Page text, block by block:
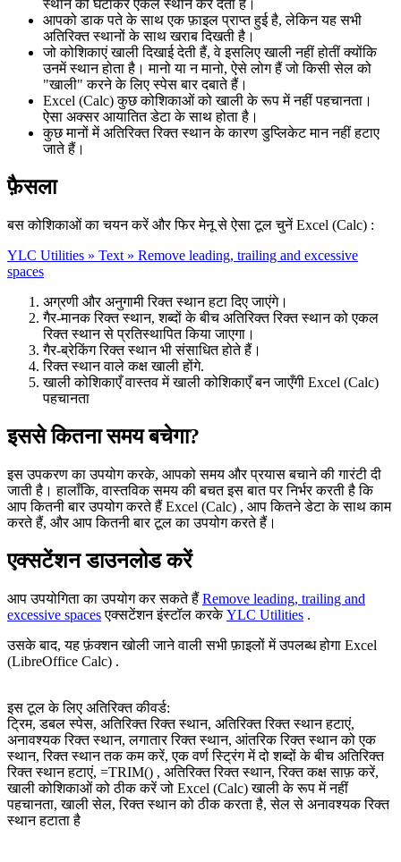
स्थान को घटाकर एकल स्थान कर देता है।
आपको डाक पते के साथ एक फ़ाइल प्राप्त हुई है, लेकिन यह सभी
अतिरिक्त स्थानों के साथ खराब दिखती है।
जो कोशिकाएं खाली दिखाई देती हैं, वे इसलिए खाली नहीं होतीं क्योंकि
उनमें स्थान होता है। मानो या न मानो, ऐसे लोग हैं जो किसी सेल को
"खाली" करने के लिए स्पेस बार दबाते हैं।
Excel (Calc) कुछ कोशिकाओं को खाली के रूप में नहीं पहचानता।
ऐसा अक्सर आयातित डेटा के साथ होता है।
कुछ मानों में अतिरिक्त रिक्त स्थान के कारण डुप्लिकेट मान नहीं हटाए
जाते हैं।
फ़ैसला
बस कोशिकाओं का चयन करें और फिर मेनू से ऐसा टूल चुनें Excel (Calc) :
YLC Utilities » Text » Remove leading, trailing and excessive
spaces
अग्रणी और अनुगामी रिक्त स्थान हटा दिए जाएंगे।
गैर-मानक रिक्त स्थान, शब्दों के बीच अतिरिक्त रिक्त स्थान को एकल
रिक्त स्थान से प्रतिस्थापित किया जाएगा।
गैर-ब्रेकिंग रिक्त स्थान भी संसाधित होते हैं।
रिक्त स्थान वाले कक्ष खाली होंगे.
खाली कोशिकाएँ वास्तव में खाली कोशिकाएँ बन जाएँगी Excel (Calc)
पहचानता
इससे कितना समय बचेगा?
इस उपकरण का उपयोग करके, आपको समय और प्रयास बचाने की गारंटी दी
जाती है। हालाँकि, वास्तविक समय की बचत इस बात पर निर्भर करती है कि
आप कितनी बार उपयोग करते हैं Excel (Calc) , आप कितने डेटा के साथ काम
करते हैं, और आप कितनी बार टूल का उपयोग करते हैं।
एक्सटेंशन डाउनलोड करें
आप उपयोगिता का उपयोग कर सकते हैं Remove leading, trailing and
excessive spacesएक्सटेंशन इंस्टॉल करकेYLC Utilities .
उसके बाद, यह फ़ंक्शन खोली जाने वाली सभी फ़ाइलों में उपलब्ध होगा Excel
(LibreOffice Calc) .
इस टूल के लिए अतिरिक्त कीवर्ड:
ट्रिम, डबल स्पेस, अतिरिक्त रिक्त स्थान, अतिरिक्त रिक्त स्थान हटाएं,
अनावश्यक रिक्त स्थान, लगातार रिक्त स्थान, आंतरिक रिक्त स्थान को एक
स्थान, रिक्त स्थान तक कम करें, एक वर्ण स्ट्रिंग में दो शब्दों के बीच अतिरिक्त
रिक्त स्थान हटाएं, =TRIM() , अतिरिक्त रिक्त स्थान, रिक्त कक्ष साफ़ करें,
खाली कोशिकाओं को ठीक करें जो Excel (Calc) खाली के रूप में नहीं
पहचानता, खाली सेल, रिक्त स्थान को ठीक करता है, सेल से अनावश्यक रिक्त
स्थान हटाता है